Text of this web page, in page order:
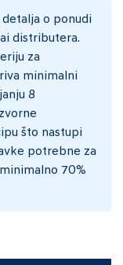
detalja o ponudi
distributera.
za
minimalni
8
što nastupi
potrebne za
70%